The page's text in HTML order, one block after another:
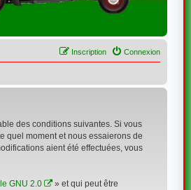
Connexion
Inscription
des conditions suivantes. Si vous
quel moment et nous essaierons de
aient été effectuées, vous
GNU 2.0
» et qui peut être